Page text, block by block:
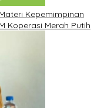
Kepemimpinan
Koperasi Merah Putih